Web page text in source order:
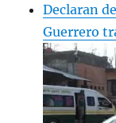
Declaran
Guerrero